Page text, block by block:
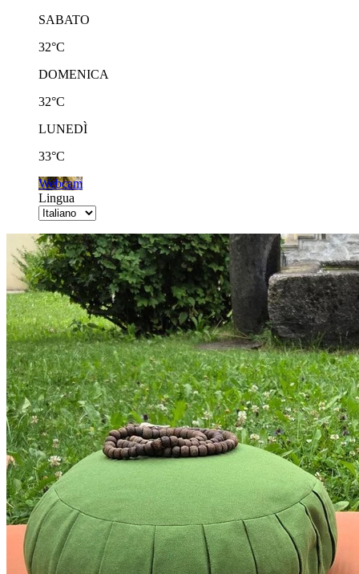
SABATO
32°C
DOMENICA
32°C
LUNEDÌ
33°C
Webcam
Lingua